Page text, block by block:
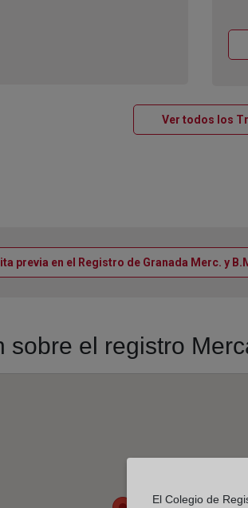
Ver todos los
previa en el Registro de Granada Merc. y
sobre el registro
El Colegio de